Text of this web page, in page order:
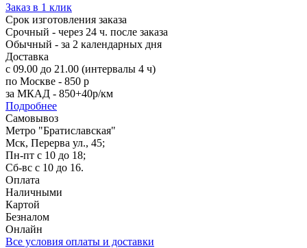
Заказ в 1 клик
Срок изготовления заказа
Срочный - через 24 ч. после заказа
Обычный - за 2 календарных дня
Доставка
с 09.00 до 21.00 (интервалы 4 ч)
по Москве - 850 р
за МКАД - 850+40р/км
Подробнее
Самовывоз
Метро "Братиславская"
Мск, Перерва ул., 45;
Пн-пт с 10 до 18;
Сб-вс с 10 до 16.
Оплата
Наличными
Картой
Безналом
Онлайн
Все условия оплаты и доставки